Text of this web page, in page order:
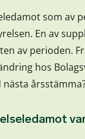
som av
En av
av perioden.
hos
nästa